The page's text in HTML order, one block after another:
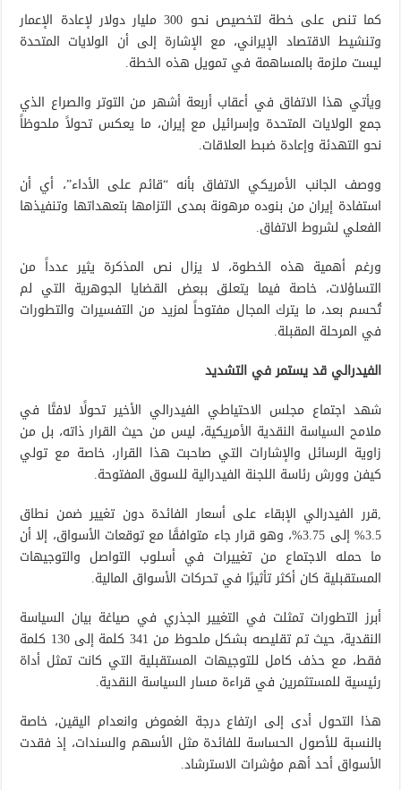
كما تنص على خطة لتخصيص نحو 300 مليار دولار لإعادة الإعمار
وتنشيط الاقتصاد الإيراني، مع الإشارة إلى أن الولايات المتحدة
ليست ملزمة بالمساهمة في تمويل هذه الخطة.
ويأتي هذا الاتفاق في أعقاب أربعة أشهر من التوتر والصراع الذي
جمع الولايات المتحدة وإسرائيل مع إيران، ما يعكس تحولاً ملحوظاً
نحو التهدئة وإعادة ضبط العلاقات.
ووصف الجانب الأمريكي الاتفاق بأنه “قائم على الأداء”، أي أن
استفادة إيران من بنوده مرهونة بمدى التزامها بتعهداتها وتنفيذها
الفعلي لشروط الاتفاق.
ورغم أهمية هذه الخطوة، لا يزال نص المذكرة يثير عدداً من
التساؤلات، خاصة فيما يتعلق ببعض القضايا الجوهرية التي لم
تُحسم بعد، ما يترك المجال مفتوحاً لمزيد من التفسيرات والتطورات
في المرحلة المقبلة.
الفيدرالي قد يستمر في التشديد
شهد اجتماع مجلس الاحتياطي الفيدرالي الأخير تحولًا لافتًا في
ملامح السياسة النقدية الأمريكية، ليس من حيث القرار ذاته، بل من
زاوية الرسائل والإشارات التي صاحبت هذا القرار، خاصة مع تولي
كيفن وورش رئاسة اللجنة الفيدرالية للسوق المفتوحة.
,قرر الفيدرالي الإبقاء على أسعار الفائدة دون تغيير ضمن نطاق
3.5% إلى 3.75%، وهو قرار جاء متوافقًا مع توقعات الأسواق، إلا أن
ما حمله الاجتماع من تغييرات في أسلوب التواصل والتوجيهات
المستقبلية كان أكثر تأثيرًا في تحركات الأسواق المالية.
أبرز التطورات تمثلت في التغيير الجذري في صياغة بيان السياسة
النقدية، حيث تم تقليصه بشكل ملحوظ من 341 كلمة إلى 130 كلمة
فقط، مع حذف كامل للتوجيهات المستقبلية التي كانت تمثل أداة
رئيسية للمستثمرين في قراءة مسار السياسة النقدية.
هذا التحول أدى إلى ارتفاع درجة الغموض وانعدام اليقين، خاصة
بالنسبة للأصول الحساسة للفائدة مثل الأسهم والسندات، إذ فقدت
الأسواق أحد أهم مؤشرات الاسترشاد.